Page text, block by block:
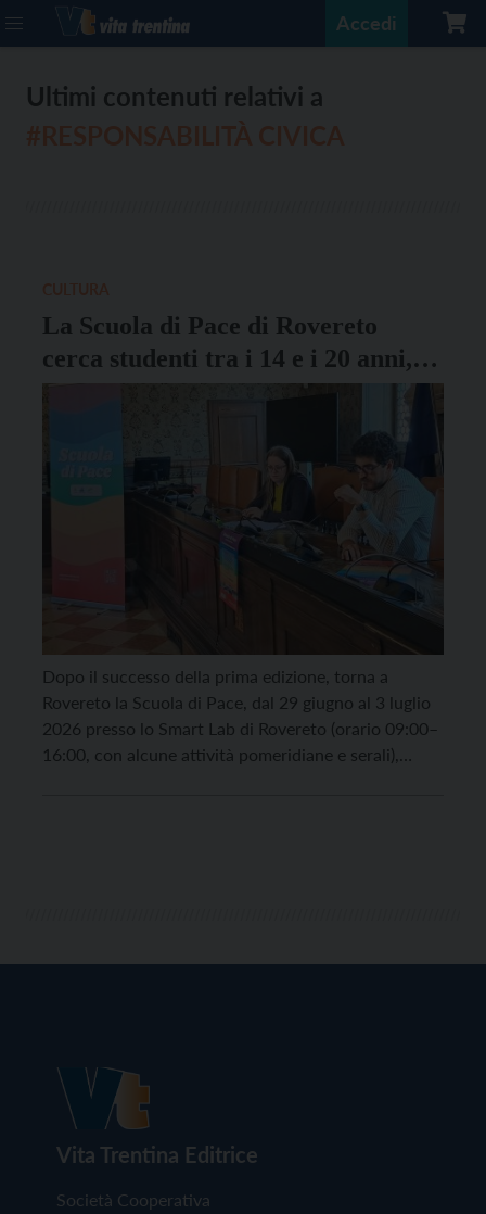
Accedi
Ultimi contenuti relativi a
La Scuola di Pace di Rovereto
cerca studenti tra i 14 e i 20 anni,
iscrizioni fino al 15 giugno
Dopo il successo della prima edizione, torna a
Rovereto la Scuola di Pace, dal 29 giugno al 3 luglio
2026 presso lo Smart Lab di Rovereto (orario 09:00–
16:00, con alcune attività pomeridiane e serali),
Vita Trentina Editrice
Società Cooperativa